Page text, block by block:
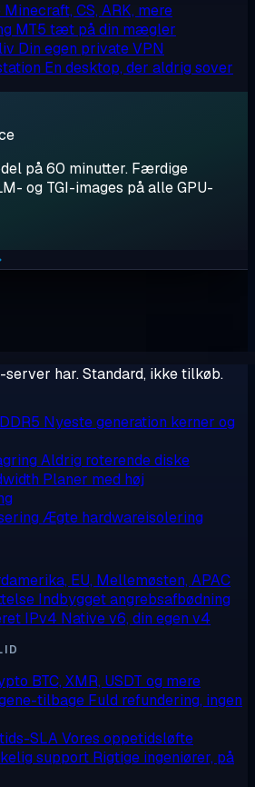
Minecraft, CS, ARK, mere
MT5 tæt på din mægler
Din egen private VPN
En desktop, der aldrig sover
på 60 minutter. Færdige
og TGI-images på alle GPU-
har. Standard, ikke tilkøb.
Nyeste generation kerner og
Aldrig roterende diske
Planer med høj
Ægte hardwareisolering
EU, Mellemøsten, APAC
Indbygget angrebsafbødning
IPv4 Native v6, din egen v4
BTC, XMR, USDT og mere
tilbage Fuld refundering, ingen
SLAVores oppetidsløfte
support Rigtige ingeniører, på